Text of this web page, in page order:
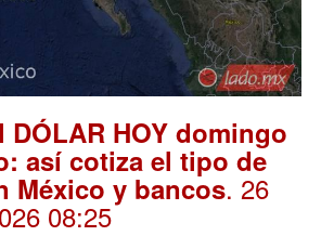
DÓLAR HOY domingo
así cotiza el tipo de
México y bancos. 26
08:25